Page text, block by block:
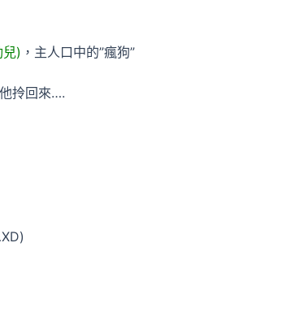
) ，主人口中的”瘋狗”
拎回來….